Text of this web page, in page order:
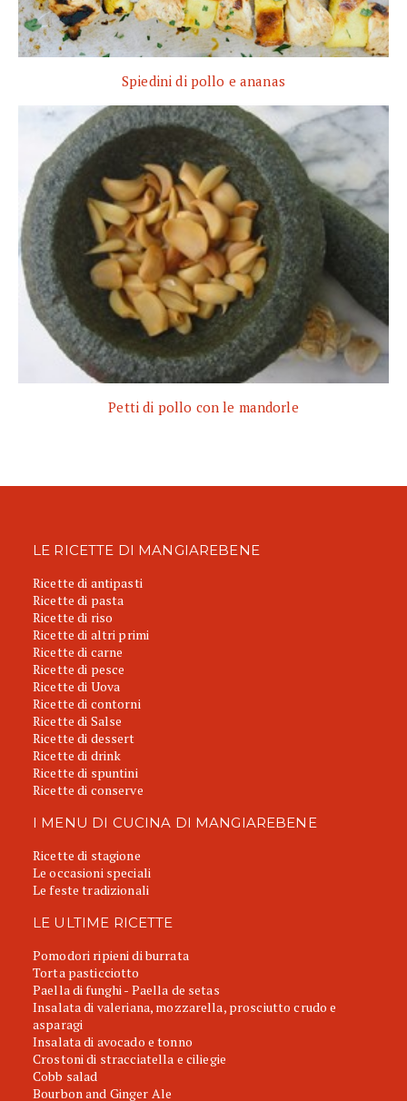
Spiedini di pollo e ananas
Petti di pollo con le mandorle
LE RICETTE DI MANGIAREBENE
Ricette di antipasti
Ricette di pasta
Ricette di riso
Ricette di altri primi
Ricette di carne
Ricette di pesce
Ricette di Uova
Ricette di contorni
Ricette di Salse
Ricette di dessert
Ricette di drink
Ricette di spuntini
Ricette di conserve
I MENU DI CUCINA DI MANGIAREBENE
Ricette di stagione
Le occasioni speciali
Le feste tradizionali
LE ULTIME RICETTE
Pomodori ripieni di burrata
Torta pasticciotto
Paella di funghi - Paella de setas
Insalata di valeriana, mozzarella, prosciutto crudo e
asparagi
Insalata di avocado e tonno
Crostoni di stracciatella e ciliegie
Cobb salad
Bourbon and Ginger Ale